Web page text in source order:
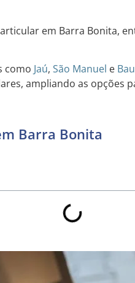
em Barra Bonita,
como Jaú, São Manuel e
ampliando as opções
Barra Bonita